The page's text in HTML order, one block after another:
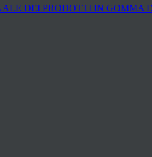
DEI PRODOTTI IN GOMMA